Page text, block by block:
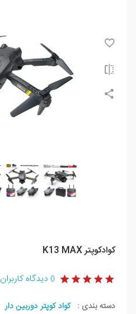
کوادکوپتر K13 MAX
0 دیدگاه کاربران
دسته بندی : کواد کوپتر دوربین دار